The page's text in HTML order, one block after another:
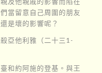
當留意自己周圍的朋友
是壞的影響呢？
亞他利雅（二十三1-
和約阿施的登基。與王